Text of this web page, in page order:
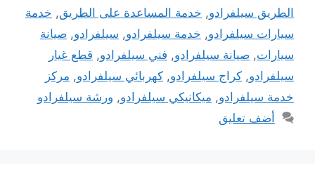
الطريق سيلفرادو, خدمة المساعدة على الطريق, خدمة
سيارات سيلفرادو, خدمة سيلفرادو, سيلفرادو, صيانة
سيارات, صيانة سيلفرادو, فني سيلفرادو, قطع غيار
سيلفرادو, كراج سيلفرادو, كهربائي سيلفرادو, مركز
خدمة سيلفرادو, ميكانيكي سيلفرادو, ورشة سيلفرادو
أضف تعليق